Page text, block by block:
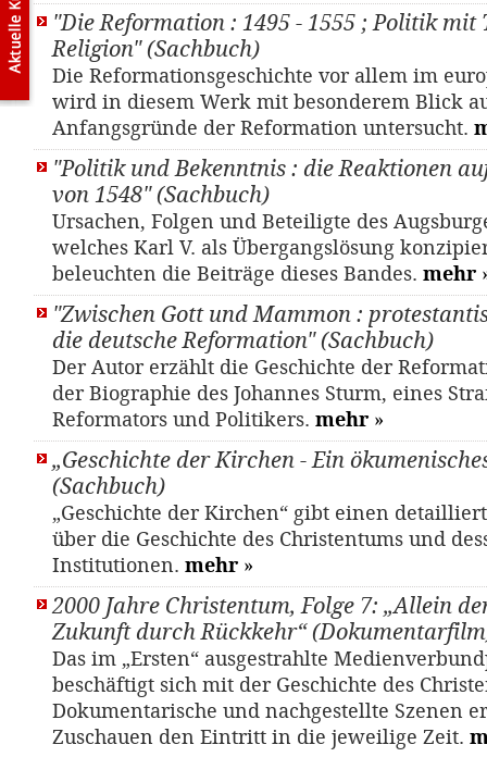
"Die Reformation : 1495 - 1555 ; Politik mit
Religion" (Sachbuch)
Die Reformationsgeschichte vor allem im
wird in diesem Werk mit besonderem Blick
Anfangsgründe der Reformation untersucht.
"Politik und Bekenntnis : die Reaktionen
von 1548" (Sachbuch)
Ursachen, Folgen und Beteiligte des
welches Karl V. als Übergangslösung
beleuchten die Beiträge dieses Bandes. mehr
"Zwischen Gott und Mammon :
die deutsche Reformation" (Sachbuch)
Der Autor erzählt die Geschichte der
der Biographie des Johannes Sturm, eines
Reformators und Politikers. mehr »
„Geschichte der Kirchen - Ein
(Sachbuch)
„Geschichte der Kirchen“ gibt einen
über die Geschichte des Christentums und
Institutionen. mehr »
2000 Jahre Christentum, Folge 7: „Allein
Zukunft durch Rückkehr“
Das im „Ersten“ ausgestrahlte
beschäftigt sich mit der Geschichte des
Dokumentarische und nachgestellte Szenen
Zuschauen den Eintritt in die jeweilige Zeit.